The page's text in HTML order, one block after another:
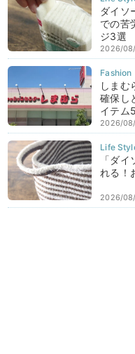
ダイソ
での苦
ジ3選
2026/
しまむ
確保し
イテム
2026/
「ダ
れる！
2026/